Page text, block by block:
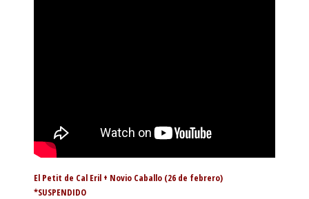
El Petit de Cal Eril + Novio Caballo (26 de febrero)
*SUSPENDIDO